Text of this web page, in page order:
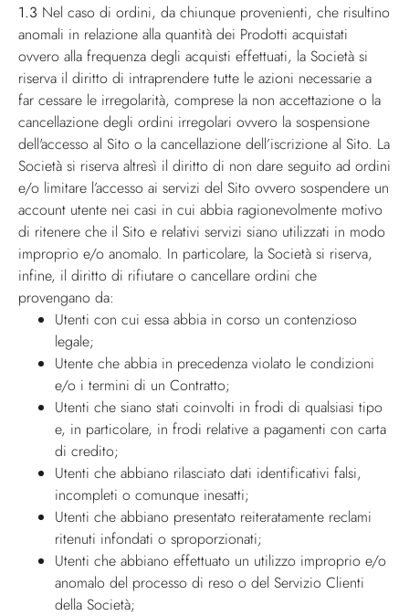
1.3 Nel caso di ordini, da chiunque provenienti, che risultino
anomali in relazione alla quantità dei Prodotti acquistati
ovvero alla frequenza degli acquisti effettuati, la Società si
riserva il diritto di intraprendere tutte le azioni necessarie a
far cessare le irregolarità, comprese la non accettazione o la
cancellazione degli ordini irregolari ovvero la sospensione
dell'accesso al Sito o la cancellazione dell’iscrizione al Sito. La
Società si riserva altresì il diritto di non dare seguito ad ordini
e/o limitare l’accesso ai servizi del Sito ovvero sospendere un
account utente nei casi in cui abbia ragionevolmente motivo
di ritenere che il Sito e relativi servizi siano utilizzati in modo
improprio e/o anomalo. In particolare, la Società si riserva,
infine, il diritto di rifiutare o cancellare ordini che
provengano da:
Utenti con cui essa abbia in corso un contenzioso
legale;
Utente che abbia in precedenza violato le condizioni
e/o i termini di un Contratto;
Utenti che siano stati coinvolti in frodi di qualsiasi tipo
e, in particolare, in frodi relative a pagamenti con carta
di credito;
Utenti che abbiano rilasciato dati identificativi falsi,
incompleti o comunque inesatti;
Utenti che abbiano presentato reiteratamente reclami
ritenuti infondati o sproporzionati;
Utenti che abbiano effettuato un utilizzo improprio e/o
anomalo del processo di reso o del Servizio Clienti
della Società;